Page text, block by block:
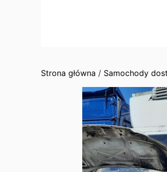
Strona główna / Samochody